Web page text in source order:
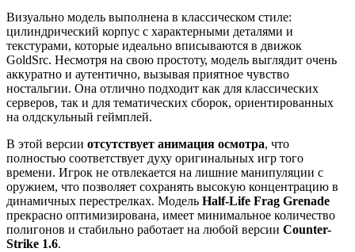
Визуально модель выполнена в классическом стиле:
цилиндрический корпус с характерными деталями и
текстурами, которые идеально вписываются в движок
GoldSrc. Несмотря на свою простоту, модель выглядит очень
аккуратно и аутентично, вызывая приятное чувство
ностальгии. Она отлично подходит как для классических
серверов, так и для тематических сборок, ориентированных
на олдскульный геймплей.
В этой версии отсутствует анимация осмотра, что
полностью соответствует духу оригинальных игр того
времени. Игрок не отвлекается на лишние манипуляции с
оружием, что позволяет сохранять высокую концентрацию в
динамичных перестрелках. Модель Half-Life Frag Grenade
прекрасно оптимизирована, имеет минимальное количество
полигонов и стабильно работает на любой версии Counter-
Strike 1.6.